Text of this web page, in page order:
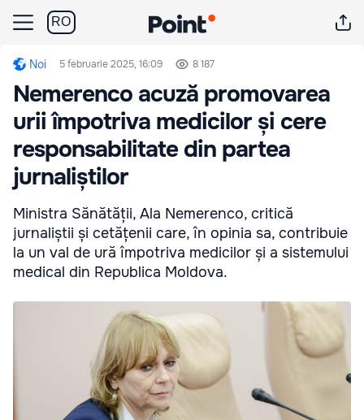
RO
Noi 5 februarie 2025, 16:09 8 187
Nemerenco acuză promovarea
urii împotriva medicilor și cere
responsabilitate din partea
jurnaliștilor
Ministra Sănătății, Ala Nemerenco, critică
jurnaliștii și cetățenii care, în opinia sa, contribuie
la un val de ură împotriva medicilor și a sistemului
medical din Republica Moldova.